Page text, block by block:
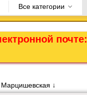
Все категории
почте:
Марцишевская ↓